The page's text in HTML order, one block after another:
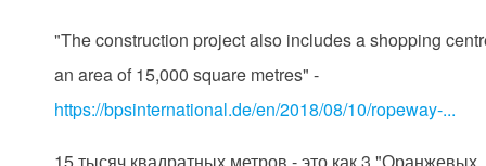
"The construction project also includes a shopping
an area of 15,000 square metres" -
https://bpsinternational.de/en/2018/08/10/ropeway-...